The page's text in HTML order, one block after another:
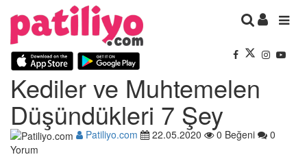
Kediler ve Muhtemelen
Düşündükleri 7 Şey
Patiliyo.com 22.05.2020 0 Beğeni
0
Yorum